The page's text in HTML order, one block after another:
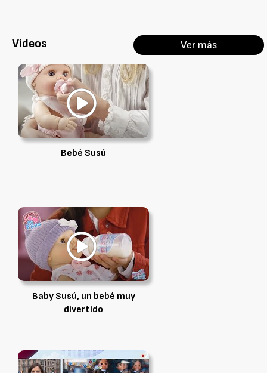
Vídeos Ver más
Bebé Susú
Baby Susú, un bebé muy
divertido